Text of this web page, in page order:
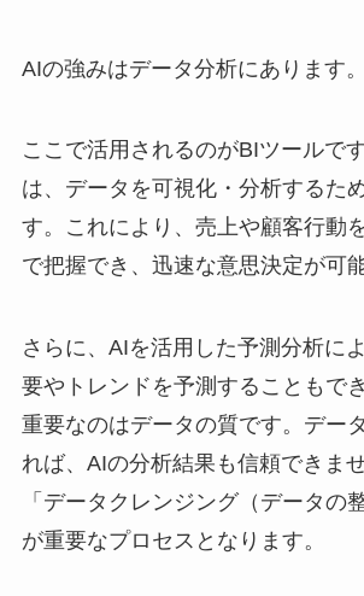
AIの強みはデータ分析にあります。
ここで活用されるのがBIツールで
は、データを可視化・分析するた
す。これにより、売上や顧客行動
で把握でき、迅速な意思決定が可
さらに、AIを活用した予測分析に
要やトレンドを予測することもで
重要なのはデータの質です。デー
れば、AIの分析結果も信頼できま
「データクレンジング（データの
が重要なプロセスとなります。